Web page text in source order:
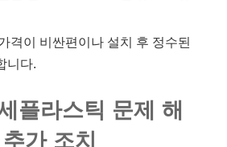
격이 비싼편이나 설치 후 정수된
니다.
플라스틱 문제 해
가 조치